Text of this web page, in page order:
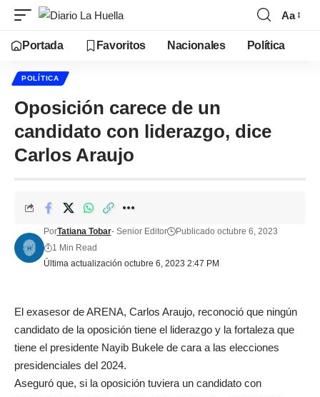
Aa
Portada Favoritos Nacionales Política
POLÍTICA
Oposición carece de un
candidato con liderazgo, dice
Carlos Araujo
Última actualización octubre 6, 2023 2:47 PM
PorTatiana Tobar- Senior Editor
Publicado octubre 6, 2023
1 Min Read
El exasesor de ARENA, Carlos Araujo, reconoció que ningún
candidato de la oposición tiene el liderazgo y la fortaleza que
tiene el presidente Nayib Bukele de cara a las elecciones
presidenciales del 2024.
Aseguró que, si la oposición tuviera un candidato con